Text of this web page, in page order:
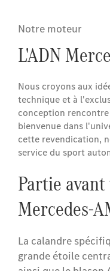
Notre moteur
L'ADN
Nous croyons aux
technique et à
conception
bienvenue dans
cette revendication,
service du sport
Partie
Mercedes-
La calandre
grande étoile